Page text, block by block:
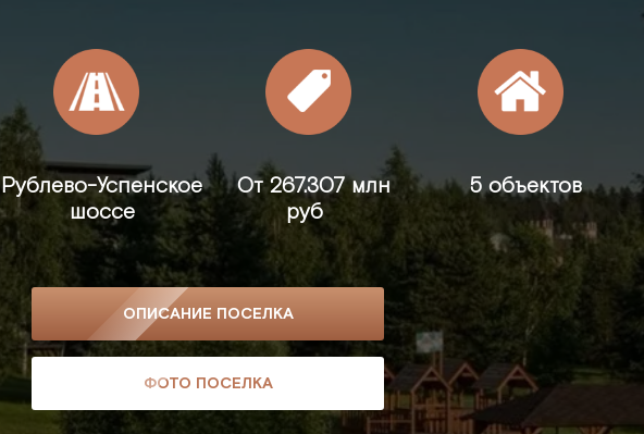
Рублево-Успенское
шоссе
От267.307 млн
руб
5 объектов
ОПИСАНИЕ ПОСЕЛКА
ФОТО ПОСЕЛКА